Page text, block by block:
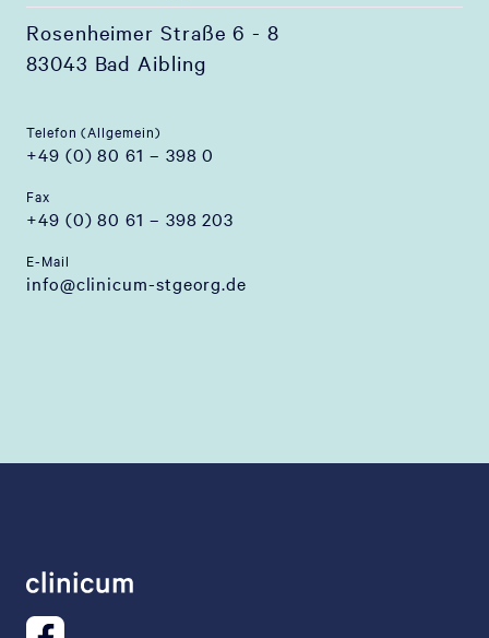
Rosenheimer Straße 6 - 8
83043 Bad Aibling
Telefon (Allgemein)
+49 (0) 80 61 – 398 0
Fax
+49 (0) 80 61 – 398 203
E-Mail
info@clinicum-stgeorg.de